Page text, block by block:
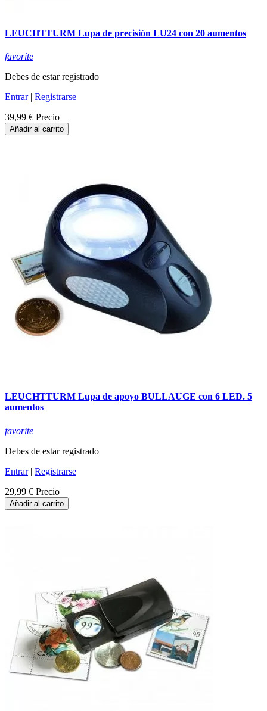
LEUCHTTURM Lupa de precisión LU24 con 20 aumentos
favorite
Debes de estar registrado
Entrar| Registrarse
39,99 € Precio
Añadir al carrito
LEUCHTTURM Lupa de apoyo BULLAUGE con 6 LED. 5
aumentos
favorite
Debes de estar registrado
Entrar| Registrarse
29,99 € Precio
Añadir al carrito